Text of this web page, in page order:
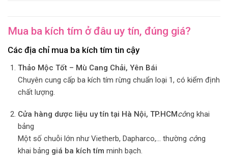
Mua ba kích tím ở đâu uy tín, đúng giá?
Các địa chỉ mua ba kích tím tin cậy
Thảo Mộc Tốt – Mù Cang Chải, Yên Bái
Chuyên cung cấp ba kích tím rừng chuẩn loại 1, có kiểm định
chất lượng.
Cửa hàng dược liệu uy tín tại Hà Nội, TP.HCMcông khai
bảng
Một số chuỗi lớn như Vietherb, Dapharco,… thường công
khai bảng giá ba kích tím minh bạch.